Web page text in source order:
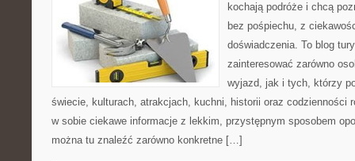
kochają podróże i chcą
bez pośpiechu, z
doświadczenia. To blog
zainteresować zarówno
wyjazd, jak i tych, którzy
świecie, kulturach, atrakcjach, kuchni, historii oraz codzienności
w sobie ciekawe informacje z lekkim, przystępnym sposobem
można tu znaleźć zarówno konkretne […]